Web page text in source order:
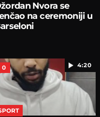
Nvora se
na ceremoniji u
4:20
0